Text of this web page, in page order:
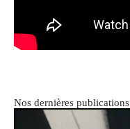
Nos dernières publications